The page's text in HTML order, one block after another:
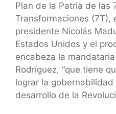
Plan de la Patria de las
Transformaciones (7T),
presidente Nicolás
Estados Unidos y el
encabeza la
Rodríguez, “que tiene
lograr la gobernabilidad
desarrollo de la